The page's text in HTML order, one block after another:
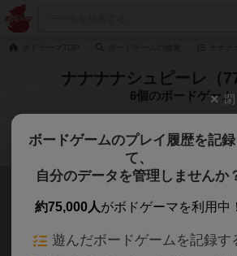
ナナナナシュピーレ（
6個のボードゲーム
検索メニュー
天下鳴動
ボードゲームのプレイ履歴を記録
て、
自分のデータを管理しませんか
約75,000人がボドゲーマを利用中！
遊んだボードゲームを記録す